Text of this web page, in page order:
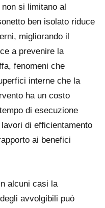
non si limitano al
ben isolato riduce
migliorando il
a prevenire la
fenomeni che
interne che la
ha un costo
di esecuzione
di efficientamento
ai benefici
alcuni casi la
avvolgibili può